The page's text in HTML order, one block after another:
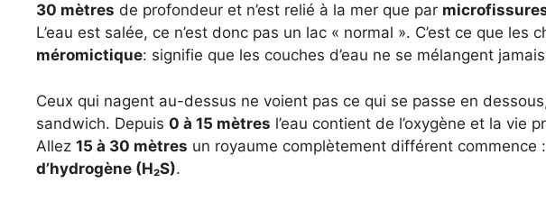
30 mètres de profondeur et n’est relié à la mer que par
L’eau est salée, ce n’est donc pas un lac « normal ». C’est ce que les
méromictique: signifie que les couches d’eau ne se mélangent
Ceux qui nagent au-dessus ne voient pas ce qui se passe en
sandwich. Depuis 0 à 15 mètres l’eau contient de l’oxygène et la vie
Allez 15 à 30 mètres un royaume complètement différent commence
d’hydrogène (H₂S).